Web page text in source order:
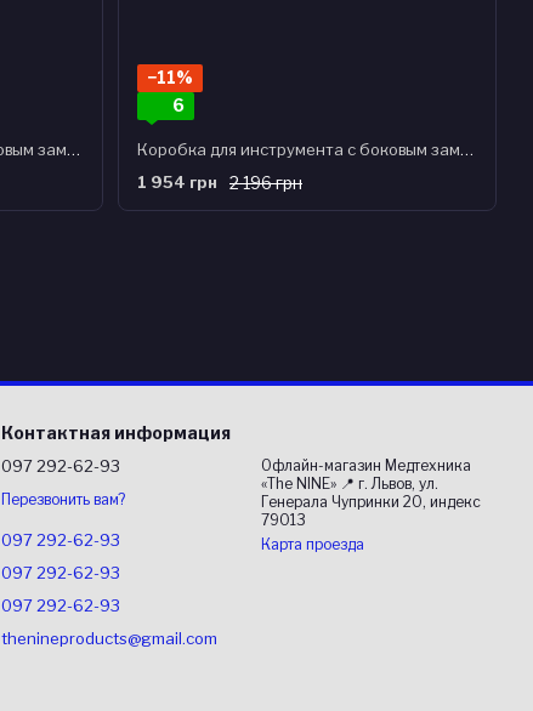
Коробка для инструмента с боковым замком, JH-2052-15
−11%
6
Коробка для инструмента с боковым замком, JH-2052-30
2 196 грн
1 954 грн
Контактная информация
097 292-62-93
Перезвонить вам?
097 292-62-93
097 292-62-93
097 292-62-93
thenineproducts@gmail.com
Офлайн-магазин Медтехника
«The NINE» 📍 г. Львов, ул.
Генерала Чупринки 20, индекс
79013
Карта проезда